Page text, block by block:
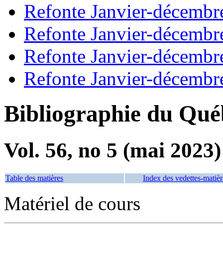
Refonte Janvier-
Refonte Janvier-
Refonte Janvier-
Refonte Janvier-
Bibliographie du
Vol. 56, no 5 (mai 2023)
Table des matières Index des vedettes-
Matériel de cours